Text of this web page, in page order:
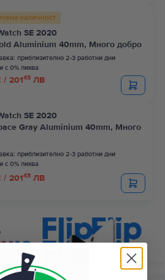
наличност
SE 2020
Aluminium 40mm, Много добро
приблизително 2-3 работни дни
с 0% лихва
/ 20143 ЛВ
SE 2020
Gray Aluminium 40mm, Много
приблизително 2-3 работни дни
с 0% лихва
/ 20143 ЛВ